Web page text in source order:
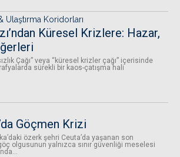
Koridorları
Küresel Krizlere: Hazar,
Çağı” veya “küresel krizler çağı” içerisinde
sürekli bir kaos-çatışma hali
Göçmen Krizi
özerk şehri Ceuta’da yaşanan son
olgusunun yalnızca sınır güvenliği meselesi